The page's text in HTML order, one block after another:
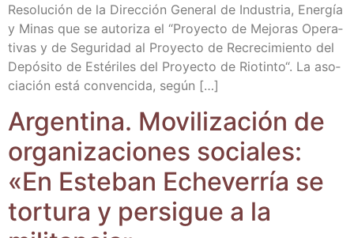
Reso­lu­ción de la Direc­ción Gene­ral de Indus­tria, Ener­gía
y Minas que se auto­ri­za el “Pro­yec­to de Mejo­ras Ope­ra­
ti­vas y de Segu­ri­dad al Pro­yec­to de Recre­ci­mien­to del
Depó­si­to de Esté­ri­les del Pro­yec­to de Rio­tin­to“. La aso­
cia­ción está con­ven­ci­da, según […]
Argen­ti­na. Movi­li­za­ción de
orga­ni­za­cio­nes socia­les:
«En Este­ban Eche­ve­rría se
tor­tu­ra y per­si­gue a la